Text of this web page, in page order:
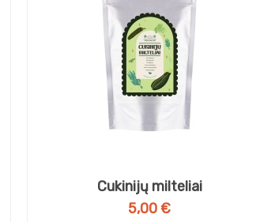
Cukinijų milteliai
5,00 €